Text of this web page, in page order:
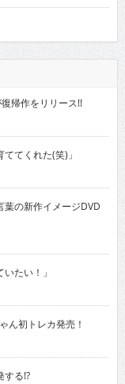
帰作をリリース!!
てくれた(笑)」
の新作イメージDVD
たい！」
ん初トレカ発売！
する!?